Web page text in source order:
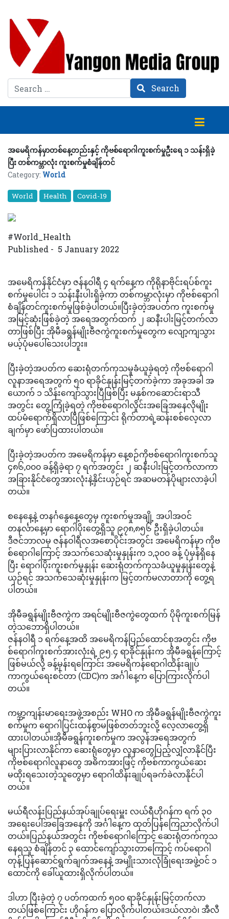
Search Search
အမေရိကန်မှာတစ်နေ့တည်းနှင့် ကိုဗစ်ရောဂါကူးစက်မှုဦးရေ ၁ သန်းရှိခဲ့
ပြီး တစ်ကမ္ဘာလုံး ကူးစက်မှုစံချိန်တင်
Category: World
World Health Covid-19
#World_Health
Published - 5 January 2022
အမေရိကန်နိုင်ငံမှာ ဇန်နဝါရီ ၄ ရက်နေ့က ကိုရိုနာဗိုင်းရပ်စ်ကူး
စက်မှုပေါင်း ၁ သန်းနီးပါးရှိခဲ့ကာ တစ်ကမ္ဘာလုံးမှာ ကိုဗစ်ရောဂါ
စံချိန်တင်ကူးစက်မှုဖြစ်ခဲ့ပါတယ်။ပြီးခဲ့တဲ့အပတ်က ကူးစက်မှု
အမြင့်ဆုံးဖြစ်ခဲ့တဲ့ အရေအတွက်ထက် ၂ ဆနီးပါးမြင့်တက်လာ
တာဖြစ်ပြီး အိုမီခရွန်မျိုးဗီဇကွဲကူးစက်မှုတွေက လျော့ကျသွား
မယ့်ပုံမပေါ်သေးပါဘူး။
ပြီးခဲ့တဲ့အပတ်က ဆေးရုံတက်ကုသမှုခံယူခဲ့ရတဲ့ ကိုဗစ်ရောဂါ
လူနာအရေအတွက် ၅၀ ရာခိုင်နှုန်းမြင့်တက်ခဲ့ကာ အခုအခါ အ
ယောက် ၁ သိန်းကျော်သွားပြီဖြစ်ပြီး မနှစ်ကဆောင်းရာသီ
အတွင်း တွေ့ကြုံခဲ့ရတဲ့ ကိုဗစ်ရောဂါလှိုင်းအခြေအနေလိုမျိုး
ထပ်မံရောက်ရှိလာပြီဖြစ်ကြောင်း ရိုက်တာရဲ့ဆန်းစစ်လေ့လာ
ချက်မှာ ဖော်ပြထားပါတယ်။
ပြီးခဲ့တဲ့အပတ်က အမေရိကန်မှာ နေ့စဉ်ကိုဗစ်ရောဂါကူးစက်သူ
၄၈၆,၀၀၀ ခန့်ရှိခဲ့ရာ ၇ ရက်အတွင်း ၂ ဆနီးပါးမြင့်တက်လာကာ
အခြားနိုင်ငံတွေအားလုံးနဲ့နှိင်းယှဉ်ရင် အဆမတန်ပိုများလာခဲ့ပါ
တယ်။
စနေနေ့နဲ့ တနင်္ဂနွေနေ့တွေမှ ကူးစက်မှုအချို့ အပါအဝင်
တနင်္လာနေ့မှာ ရောဂါပိုးတွေ့ရှိသူ ၉၇၈,၈၅၆ ဦးရှိခဲ့ပါတယ်။
ဒီဇင်ဘာလမှ ဇန်နဝါရီလအစောပိုင်းအတွင်း အမေရိကန်မှာ ကိုဗ
စ်ရောဂါကြောင့် အသက်သေဆုံးမှုနှုန်းက ၁,၃၀၀ ခန့် ပုံမှန်ရှိနေ
ပြီး ရောဂါပိုးကူးစက်မှုနှုန်း ဆေးရုံတက်ကုသခံယူမှုနှုန်းတွေနဲ့
ယှဉ်ရင် အသက်သေဆုံးမှုနှုန်းက မြင့်တက်မလာတာကို တွေ့ရ
ပါတယ်။
အိုမီခရွန်မျိုးဗီဇကွဲက အရင်မျိုးဗီဇကွဲတွေထက် ပိုမိုကူးစက်မြန်
တဲ့သဘောရှိပါတယ်။
ဇန်နဝါရီ ၁ ရက်နေ့အထိ အမေရိကန်ပြည်ထောင်စုအတွင်း ကိုဗ
စ်ရောဂါကူးစက်အားလုံးရဲ့ ၉၅.၄ ရာခိုင်နှုန်းက အိုမီခရွန်ကြောင့်
ဖြစ်မယ်လို့ ခန့်မှန်းရကြောင်း အမေရိကန်ရောဂါထိန်းချုပ်
ကာကွယ်ရေးစင်တာ (CDC)က အင်္ဂါနေ့က ပြောကြားလိုက်ပါ
တယ်။
ကမ္ဘာ့ကျန်းမာရေးအဖွဲ့အစည်း WHO က အိုမီခရွန်မျိုးဗီဇကွဲကူး
စက်မှုက ရောဂါပြင်းထန်စွာမဖြစ်တတ်ဘူးလို့ လေ့လာတွေ့ရှိ
ထားပါတယ်။အိုမီခရွန်ကူးစက်မှုက အလွန်အရေအတွက်
များပြားလာနိုင်ကာ ဆေးရုံတွေမှာ လူနာတွေပြည့်လျှံလာနိုင်ပြီး
ကိုဗစ်ရောဂါလူနာတွေ အဓိကအားဖြင့် ကိုဗစ်ကာကွယ်ဆေး
မထိုးရသေးတဲ့သူတွေမှာ ရောဂါထိန်းချုပ်ရခက်ခဲလာနိုင်ပါ
တယ်။
မယ်ရီလန်းပြည်နယ်အုပ်ချုပ်ရေးမှူး လယ်ရီဟိုဂန်က ရက် ၃၀
အရေးပေါ်အခြေအနေကို အင်္ဂါနေ့က ထုတ်ပြန်ကြေညာလိုက်ပါ
တယ်။ပြည်နယ်အတွင်း ကိုဗစ်ရောဂါကြောင့် ဆေးရုံတက်ကုသ
နေရသူ စံချိန်တင် ၃ ထောင်ကျော်သွားတာကြောင့် ကပ်ရောဂါ
တုန့်ပြန်ဆောင်ရွက်ချက်အနေနဲ့ အမျိုးသားလုံခြုံရေးအဖွဲ့ဝင် ၁
ထောင်ကို ခေါ်ယူထားရှိလိုက်ပါတယ်။
ဒါဟာ ပြီးခဲ့တဲ့ ၇ ပတ်ကထက် ၅၀၀ ရာခိုင်နှုန်းမြင့်တက်လာ
တယ်ဖြစ်ကြောင်း ဟိုဂန်က ပြောလိုက်ပါတယ်။ဒယ်လာဝဲ၊ အီလီ